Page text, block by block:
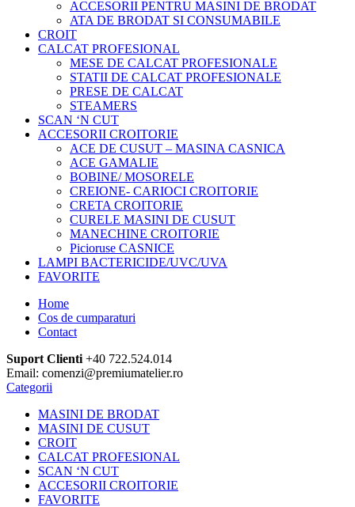
ACCESORII PENTRU MASINI DE BRODAT
ATA DE BRODAT SI CONSUMABILE
CROIT
CALCAT PROFESIONAL
MESE DE CALCAT PROFESIONALE
STATII DE CALCAT PROFESIONALE
PRESE DE CALCAT
STEAMERS
SCAN ‘N CUT
ACCESORII CROITORIE
ACE DE CUSUT – MASINA CASNICA
ACE GAMALIE
BOBINE/ MOSORELE
CREIONE- CARIOCI CROITORIE
CRETA CROITORIE
CURELE MASINI DE CUSUT
MANECHINE CROITORIE
Picioruse CASNICE
LAMPI BACTERICIDE/UVC/UVA
FAVORITE
Home
Cos de cumparaturi
Contact
Suport Clienti +40 722.524.014
Email: comenzi@premiumatelier.ro
Categorii
MASINI DE BRODAT
MASINI DE CUSUT
CROIT
CALCAT PROFESIONAL
SCAN ‘N CUT
ACCESORII CROITORIE
FAVORITE